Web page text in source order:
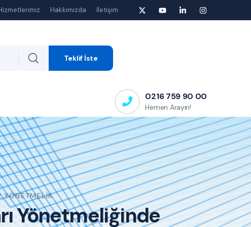
Hakkımızda İletişim
Teklif İste
0216 759 90 00
Hemen Arayın!
YÖNETMELIK
Yönetmeliğinde